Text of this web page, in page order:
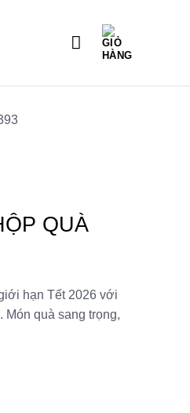
QUÀ
hạn Tết 2026 với
quà sang trọng,